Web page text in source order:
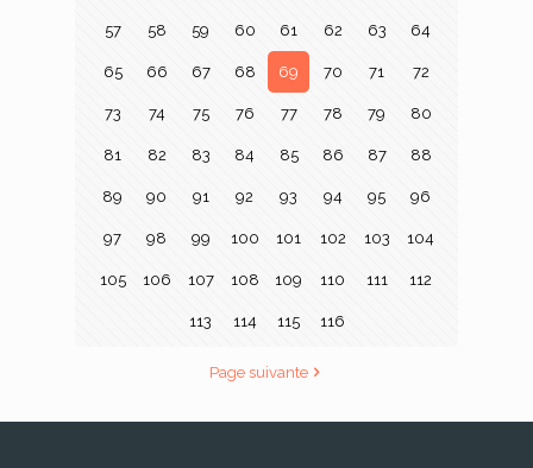
57 58 59 60 61 62 63 64
65 66 67 68 69 70 71 72
73 74 75 76 77 78 79 80
81 82 83 84 85 86 87 88
89 90 91 92 93 94 95 96
97 98 99 100 101 102 103 104
105 106 107 108 109 110 111 112
113 114 115 116
Page suivante